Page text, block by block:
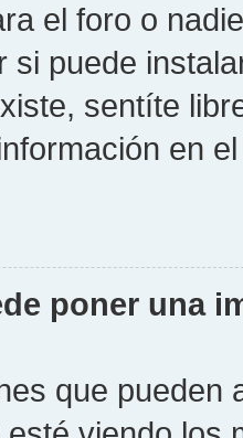
el foro o
si puede
sentíte
en
poner una
que pueden